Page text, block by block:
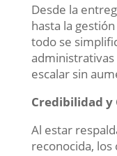
Desde la
hasta la
todo se
escalar sin
Credibilidad y
Al estar
reconocida,